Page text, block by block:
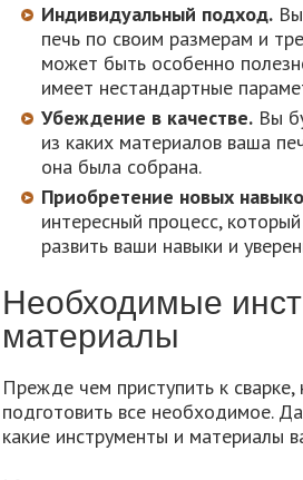
Индивидуальный подход.
печь по своим размерам и
может быть особенно
имеет нестандартные
Убеждение в качестве. Вы
из каких материалов ваша
она была собрана.
Приобретение новых
интересный процесс,
развить ваши навыки и
Необходимые
материалы
Прежде чем приступить к
подготовить все необходимое.
какие инструменты и материалы